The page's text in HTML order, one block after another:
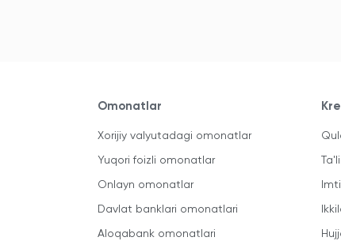
Omonatlar
Xorijiy valyutadagi omonatlar
Yuqori foizli omonatlar
Onlayn omonatlar
Davlat banklari omonatlari
Aloqabank omonatlari